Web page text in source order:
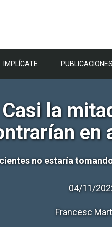
IMPLÍCATE PUBLICACIONES
la
no estaría
04/11/
Francesc